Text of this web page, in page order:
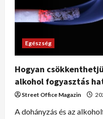
Egészség
Hogyan
alkohol fogyasztás
Street Office Magazin
A dohányzás és az